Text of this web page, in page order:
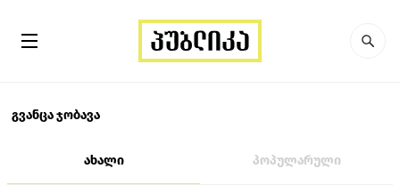
გვანცა ჯობავა
ახალი პოპულარული